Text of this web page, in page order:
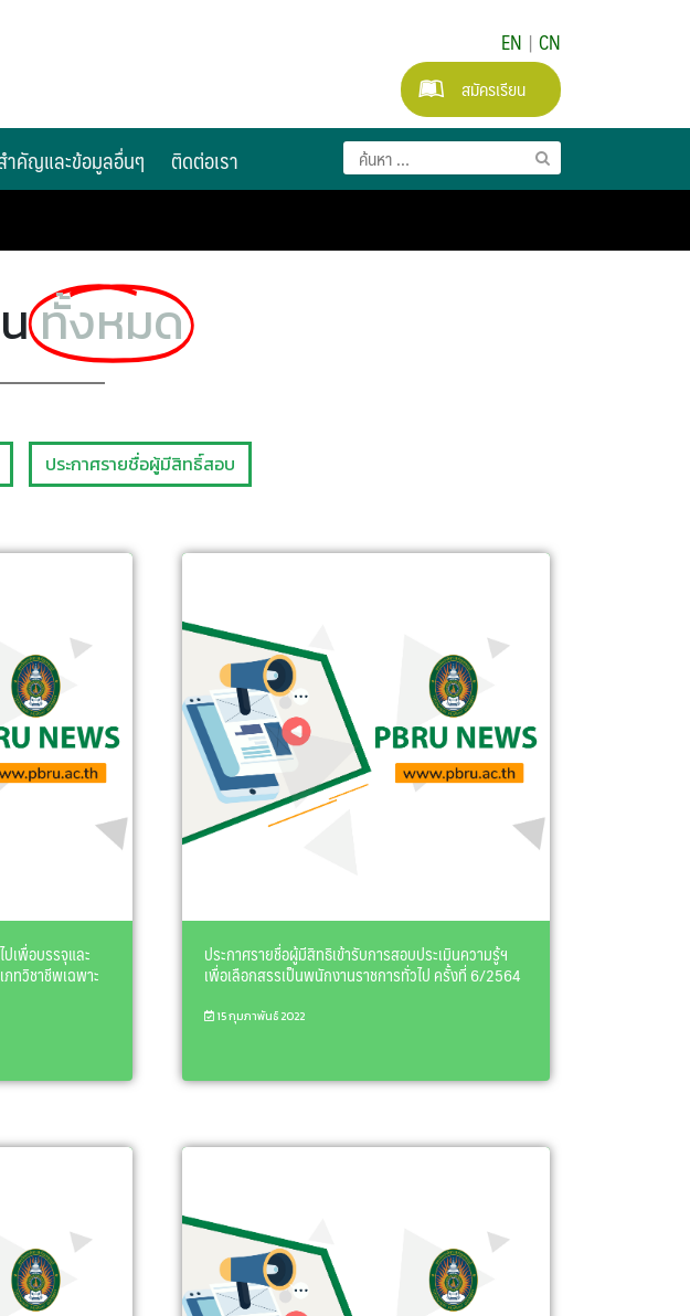
EN | CN
สมัครเรียน
ำคัญและข้อมูลอื่นๆ ติดต่อเรา
ทั้งหมด
ประกาศรายชื่อผู้มีสิทธิ์สอบ
เพื่อบรรจุและ
ทวิชาชีพเฉพาะ
ประกาศรายชื่อผู้มีสิทธิเข้ารับการสอบประเมินความรู้ฯ
เพื่อเลือกสรรเป็นพนักงานราชการทั่วไป ครั้งที่ 6/2564
15 กุมภาพันธ์ 2022